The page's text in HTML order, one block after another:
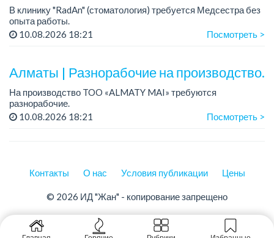
В клинику "RadAn" (стоматология) требуется Медсестра без
опыта работы.
Можно сразу после колледжа....
10.08.2026 18:21 Посмотреть >
Алматы | Разнорабочие на производство.
На производство TOO «ALMATY MAI» требуются
разнорабочие.
Зарплата: от 250 000 до 300 000 тенге на руки.
10.08.2026 18:21 Посмотреть >
Контакты О нас Условия публикации Цены
© 2026 ИД "Жан" - копирование запрещено